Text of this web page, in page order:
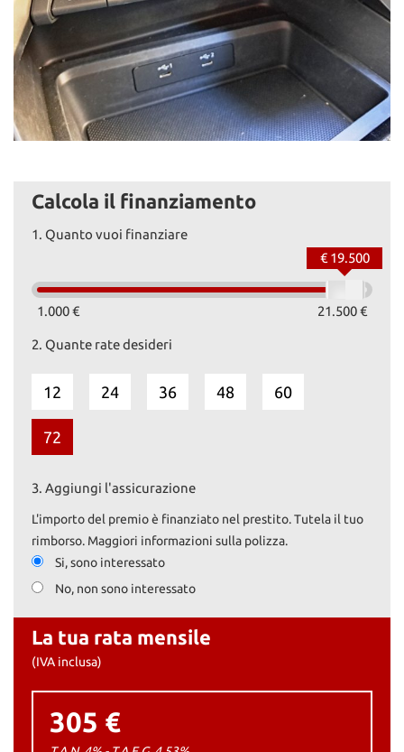
Calcola il finanziamento
1. Quanto vuoi finanziare
1.000 € 21.500 €
€ 19.500
2. Quante rate desideri
12 24 36 48 60
72
3. Aggiungi l'assicurazione
L'importo del premio è finanziato nel prestito. Tutela il tuo
rimborso. Maggiori informazioni sulla polizza.
Si, sono interessato
No, non sono interessato
La tua rata mensile
(IVA inclusa)
305 €